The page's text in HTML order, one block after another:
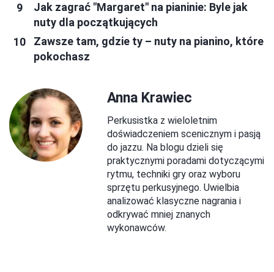
Jak zagrać "Margaret" na pianinie: Byle jak
nuty dla początkujących
Zawsze tam, gdzie ty – nuty na pianino, które
pokochasz
Anna Krawiec
Perkusistka z wieloletnim
doświadczeniem scenicznym i pasją
do jazzu. Na blogu dzieli się
praktycznymi poradami dotyczącymi
rytmu, techniki gry oraz wyboru
sprzętu perkusyjnego. Uwielbia
analizować klasyczne nagrania i
odkrywać mniej znanych
wykonawców.